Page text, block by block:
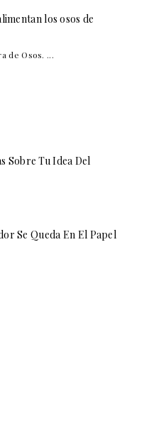
los osos de
de Osos. ...
Sobre Tu Idea Del
Se Queda En El Papel